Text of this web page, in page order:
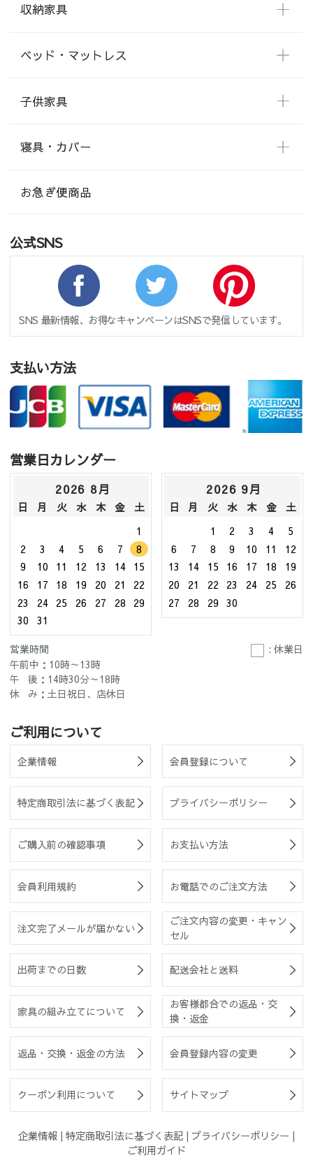
収納家具
ベッド・マットレス
子供家具
寝具・カバー
お急ぎ便商品
公式SNS
SNS 最新情報、お得なキャンペーンはSNSで発信しています。
支払い方法
営業日カレンダー
2026 8月
日 月 火 水 木 金
土
1
2
3 4 5 6 7
8
9
10 11 12 13 14
15
16
17 18 19 20 21
22
23
24 25 26 27 28
29
30
31
2026 9月
日 月 火 水 木 金
土
1
2 3 4
5
6
7 8 9 10 11
12
13
14 15 16 17 18
19
20
21 22 23 24 25
26
27
28 29 30
営業時間
: 休業日
午前中：10時～13時
午 後：14時30分～18時
休 み：土日祝日、店休日
ご利用について
企業情報 会員登録について
特定商取引法に基づく表記 プライバシーポリシー
ご購入前の確認事項 お支払い方法
会員利用規約 お電話でのご注文方法
注文完了メールが届かない
ご注文内容の変更・キャン
セル
出荷までの日数 配送会社と送料
家具の組み立てについて
お客様都合での返品・交
換・返金
返品・交換・返金の方法 会員登録内容の変更
クーポン利用について サイトマップ
企業情報 | 特定商取引法に基づく表記 | プライバシーポリシー |
ご利用ガイド